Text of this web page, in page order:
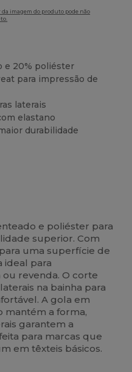
da imagem do produto pode não
e 20% poliéster
para impressão de
laterais
elastano
durabilidade
e poliéster para
superior. Com
uma superfície de
ideal para
revenda. O corte
na bainha para
A gola em
mantém a forma,
garantem a
para marcas que
em têxteis básicos.